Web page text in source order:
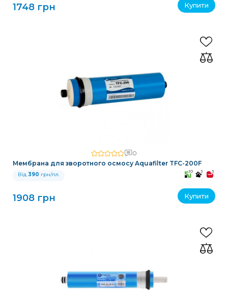
1748 грн Купити
0
Мембрана для зворотного осмосу Aquafilter TFC-200F
Від 390 грн/пл. 10 3 3
1908 грн Купити